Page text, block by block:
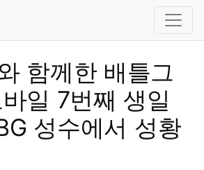
함께한 배틀그
일 7번째 생일
성수에서 성황